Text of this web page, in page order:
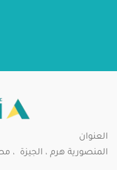
العنوان
المنصورية هرم ، الجيزة ،